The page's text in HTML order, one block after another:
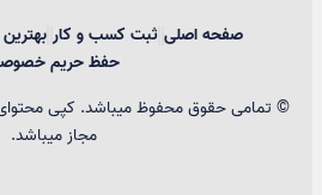
صفحه اصلی ثبت کسب و کار
حفظ حریم
© تمامی حقوق محفوظ میباشد. کپی محتوای
مجاز میباشد.